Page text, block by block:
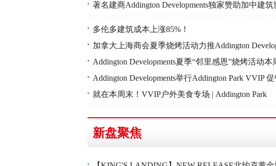
著名建商Addington Developments独家赞助加中建
多伦多建筑成本上涨85%！
加拿大上海商会夏季烧烤活动力推Addington
Addington Developments夏季“邻里感恩”烧烤活动本
Addington Developments举行Addington Park VVIP 促
就在本周末！VVIP户外美食专场 | Addington Park
新盘聚焦